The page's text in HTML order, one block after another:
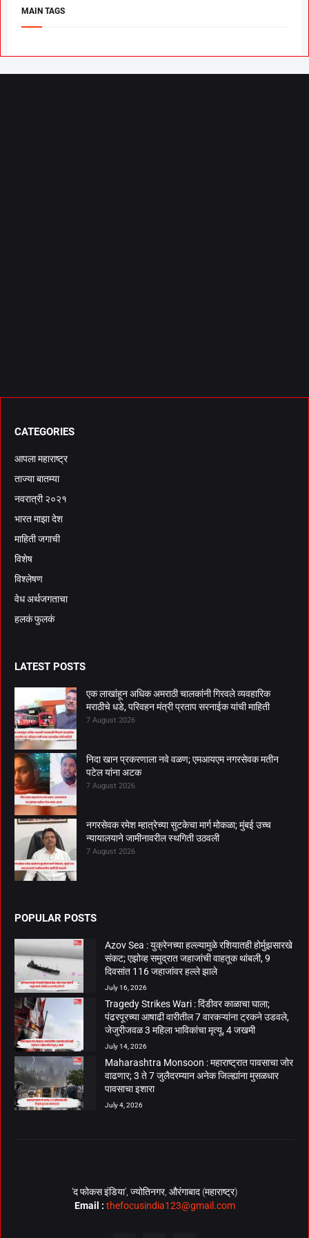
MAIN TAGS
CATEGORIES
आपला महाराष्ट्र
ताज्या बातम्या
नवरात्री २०२१
भारत माझा देश
माहिती जगाची
विशेष
विश्लेषण
वेध अर्थजगताचा
हलकं फुलकं
LATEST POSTS
एक लाखांहून अधिक अमराठी चालकांनी गिरवले व्यवहारिक
मराठीचे धडे, परिवहन मंत्री प्रताप सरनाईक यांची माहिती
7 August 2026
निदा खान प्रकरणाला नवे वळण; एमआयएम नगरसेवक मतीन
पटेल यांना अटक
7 August 2026
नगरसेवक रमेश म्हात्रेच्या सुटकेचा मार्ग मोकळा; मुंबई उच्च
न्यायालयाने जामीनावरील स्थगिती उठवली
7 August 2026
POPULAR POSTS
Azov Sea : युक्रेनच्या हल्ल्यामुळे रशियातही होर्मुझसारखे
संकट; एझोव्ह समुद्रात जहाजांची वाहतूक थांबली, 9
दिवसांत 116 जहाजांवर हल्ले झाले
July 16, 2026
Tragedy Strikes Wari : दिंडीवर काळाचा घाला;
पंढरपूरच्या आषाढी वारीतील 7 वारकऱ्यांना ट्रकने उडवले,
जेजुरीजवळ 3 महिला भाविकांचा मृत्यू, 4 जखमी
July 14, 2026
Maharashtra Monsoon : महाराष्ट्रात पावसाचा जोर
वाढणार; 3 ते 7 जुलैदरम्यान अनेक जिल्ह्यांना मुसळधार
पावसाचा इशारा
July 4, 2026
‘द फोकस इंडिया’, ज्योतिनगर, औरंगाबाद (महाराष्ट्र)
Email : thefocusindia123@gmail.com